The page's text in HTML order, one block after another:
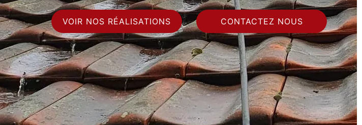
VOIR NOS RÉALISATIONS CONTACTEZ NOUS